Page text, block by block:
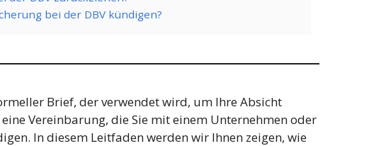
bei der DBV kündigen?
Brief, der verwendet wird, um Ihre Absicht
Vereinbarung, die Sie mit einem Unternehmen oder
In diesem Leitfaden werden wir Ihnen zeigen, wie